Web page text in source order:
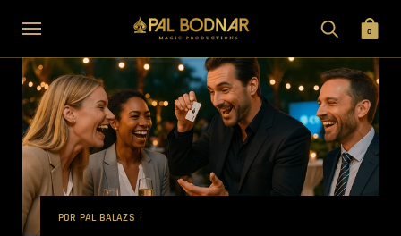
0
POR PAL BALAZS